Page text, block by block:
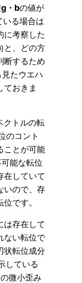
g・bの値が
いる場合は
に考察した
と、どの方
断するため
たウエハ
ておきま
クトルの転
のコント
ことが可能
能な転位
在していて
いので、存
です。
は存在して
ない転位で
状転位成分
している
微小歪み